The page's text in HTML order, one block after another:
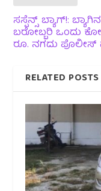
ಸಸ್ಪೆನ್ಸ್ ಬ್ಯಾಗ್!:
ಬರೋಬ್ಬರಿ ಒಂದು
ರೂ. ನಗದು ಪೊಲೀಸ್
RELATED POSTS